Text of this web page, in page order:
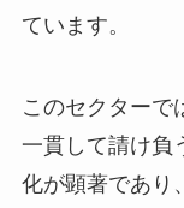
ています。
このセクターで
一貫して請け負
化が顕著であり